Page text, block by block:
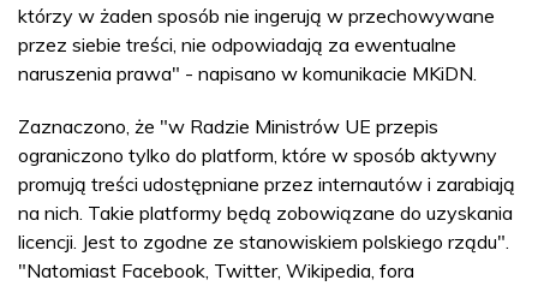
którzy w żaden sposób nie ingerują w przechowywane
przez siebie treści, nie odpowiadają za ewentualne
naruszenia prawa" - napisano w komunikacie MKiDN.
Zaznaczono, że "w Radzie Ministrów UE przepis
ograniczono tylko do platform, które w sposób aktywny
promują treści udostępniane przez internautów i zarabiają
na nich. Takie platformy będą zobowiązane do uzyskania
licencji. Jest to zgodne ze stanowiskiem polskiego rządu".
"Natomiast Facebook, Twitter, Wikipedia, fora